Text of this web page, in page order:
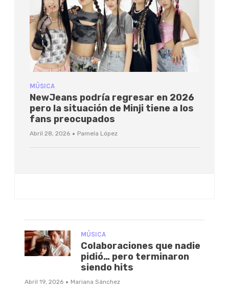
MÚSICA
NewJeans podría regresar en 2026
pero la situación de Minji tiene a los
fans preocupados
Abril 28, 2026 · Pamela López
MÚSICA
Colaboraciones que nadie
pidió… pero terminaron
siendo hits
Abril 19, 2026 · Mariana Sánchez